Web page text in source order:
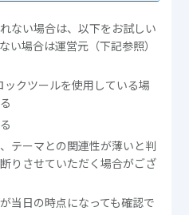
ない場合は、以下をお試しい
い場合は運営元（下記参照）
クツールを使用している場
テーマとの関連性が薄いと判
りさせていただく場合がござ
当日の時点になっても確認で